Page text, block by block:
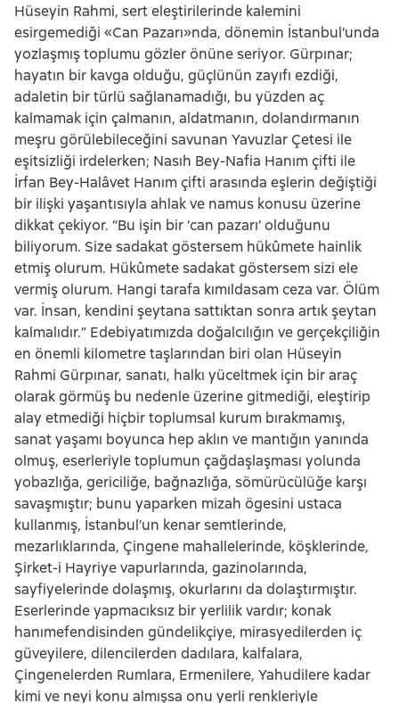
Hüseyin Rahmi, sert eleştirilerinde kalemini
esirgemediği «Can Pazarı»nda, dönemin İstanbul’unda
yozlaşmış toplumu gözler önüne seriyor. Gürpınar;
hayatın bir kavga olduğu, güçlünün zayıfı ezdiği,
adaletin bir türlü sağlanamadığı, bu yüzden aç
kalmamak için çalmanın, aldatmanın, dolandırmanın
meşru görülebileceğini savunan Yavuzlar Çetesi ile
eşitsizliği irdelerken; Nasıh Bey-Nafia Hanım çifti ile
İrfan Bey-Halâvet Hanım çifti arasında eşlerin değiştiği
bir ilişki yaşantısıyla ahlak ve namus konusu üzerine
dikkat çekiyor. “Bu işin bir ‘can pazarı’ olduğunu
biliyorum. Size sadakat göstersem hükûmete hainlik
etmiş olurum. Hükûmete sadakat göstersem sizi ele
vermiş olurum. Hangi tarafa kımıldasam ceza var. Ölüm
var. İnsan, kendini şeytana sattıktan sonra artık şeytan
kalmalıdır.” Edebiyatımızda doğalcılığın ve gerçekçiliğin
en önemli kilometre taşlarından biri olan Hüseyin
Rahmi Gürpınar, sanatı, halkı yüceltmek için bir araç
olarak görmüş bu nedenle üzerine gitmediği, eleştirip
alay etmediği hiçbir toplumsal kurum bırakmamış,
sanat yaşamı boyunca hep aklın ve mantığın yanında
olmuş, eserleriyle toplumun çağdaşlaşması yolunda
yobazlığa, gericiliğe, bağnazlığa, sömürücülüğe karşı
savaşmıştır; bunu yaparken mizah ögesini ustaca
kullanmış, İstanbul’un kenar semtlerinde,
mezarlıklarında, Çingene mahallelerinde, köşklerinde,
Şirket-i Hayriye vapurlarında, gazinolarında,
sayfiyelerinde dolaşmış, okurlarını da dolaştırmıştır.
Eserlerinde yapmacıksız bir yerlilik vardır; konak
hanımefendisinden gündelikçiye, mirasyedilerden iç
güveyilere, dilencilerden dadılara, kalfalara,
Çingenelerden Rumlara, Ermenilere, Yahudilere kadar
kimi ve neyi konu almışsa onu yerli renkleriyle